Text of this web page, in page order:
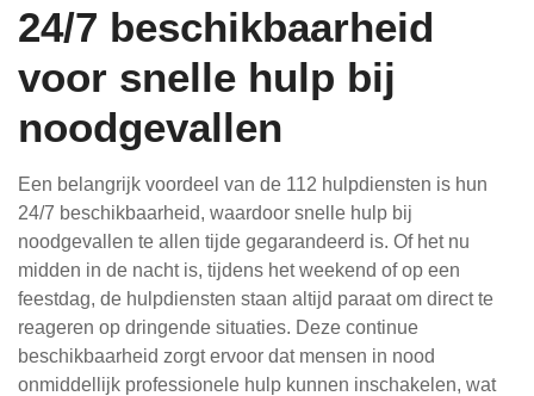
24/7 beschikbaarheid
voor snelle hulp bij
noodgevallen
Een belangrijk voordeel van de 112 hulpdiensten is hun
24/7 beschikbaarheid, waardoor snelle hulp bij
noodgevallen te allen tijde gegarandeerd is. Of het nu
midden in de nacht is, tijdens het weekend of op een
feestdag, de hulpdiensten staan altijd paraat om direct te
reageren op dringende situaties. Deze continue
beschikbaarheid zorgt ervoor dat mensen in nood
onmiddellijk professionele hulp kunnen inschakelen, wat